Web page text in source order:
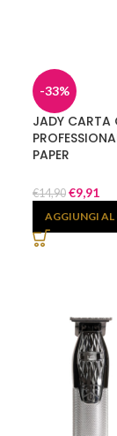
-33%
JADY CARTA
PAPER
€14,90 €9,91
AGGIUNGI AL